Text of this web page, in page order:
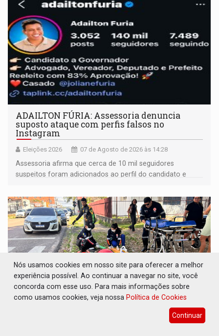
ADAILTON FÚRIA: Assessoria denuncia
suposto ataque com perfis falsos no
Instagram
Eleições 2026 07 de Agosto de 2026 às 14:28
Assessoria afirma que cerca de 10 mil seguidores
suspeitos foram adicionados ao perfil do candidato e
remover as contas
VÍDEO: Motoboy de delivery sofre fratura
Nós usamos cookies em nosso site para oferecer a melhor
experiência possível. Ao continuar a navegar no site, você
concorda com esse uso. Para mais informações sobre
como usamos cookies, veja nossa Política de Cookies
Continuar